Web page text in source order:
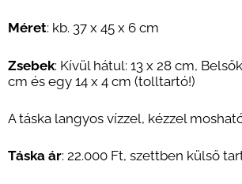
Méret: kb. 37 x 45 x 6 cm
Zsebek: Kívül hátul: 13 x 28 cm,
cm és egy 14 x 4 cm (tolltartó!)
A táska langyos vízzel, kézzel
Táska ár: 22.000 Ft, szettben külső